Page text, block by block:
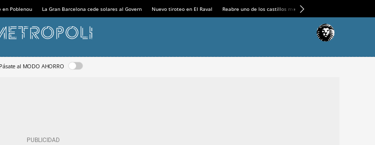
en Poblenou La Gran Barcelona cede solares al Govern Nuevo tiroteo en El Raval Reabre uno de los castillos medievales más espectaculares
Pásate al MODO AHORRO